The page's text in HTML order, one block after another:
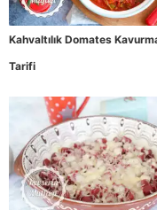
Kahvaltılık Domates
Tarifi